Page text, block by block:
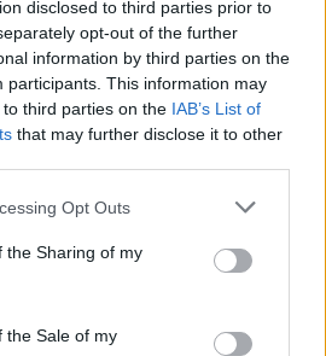
disclosed to third parties prior to
opt-out of the further
information by third parties on the
participants. This information may
third parties on the IAB’s List of
that may further disclose it to other
Opt Outs
the Sharing of my
the Sale of my
del gestore della connettività di
problema via WhatsApp,
al telefono, cambia
dell'azienda. Quando un
diventi molto più disponibile
altrove. In futuro sarà
i risultati all'interno